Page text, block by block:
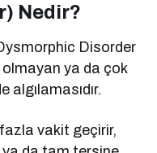
Nedir?
Disorder
ya da çok
algılamasıdır.
vakit geçirir,